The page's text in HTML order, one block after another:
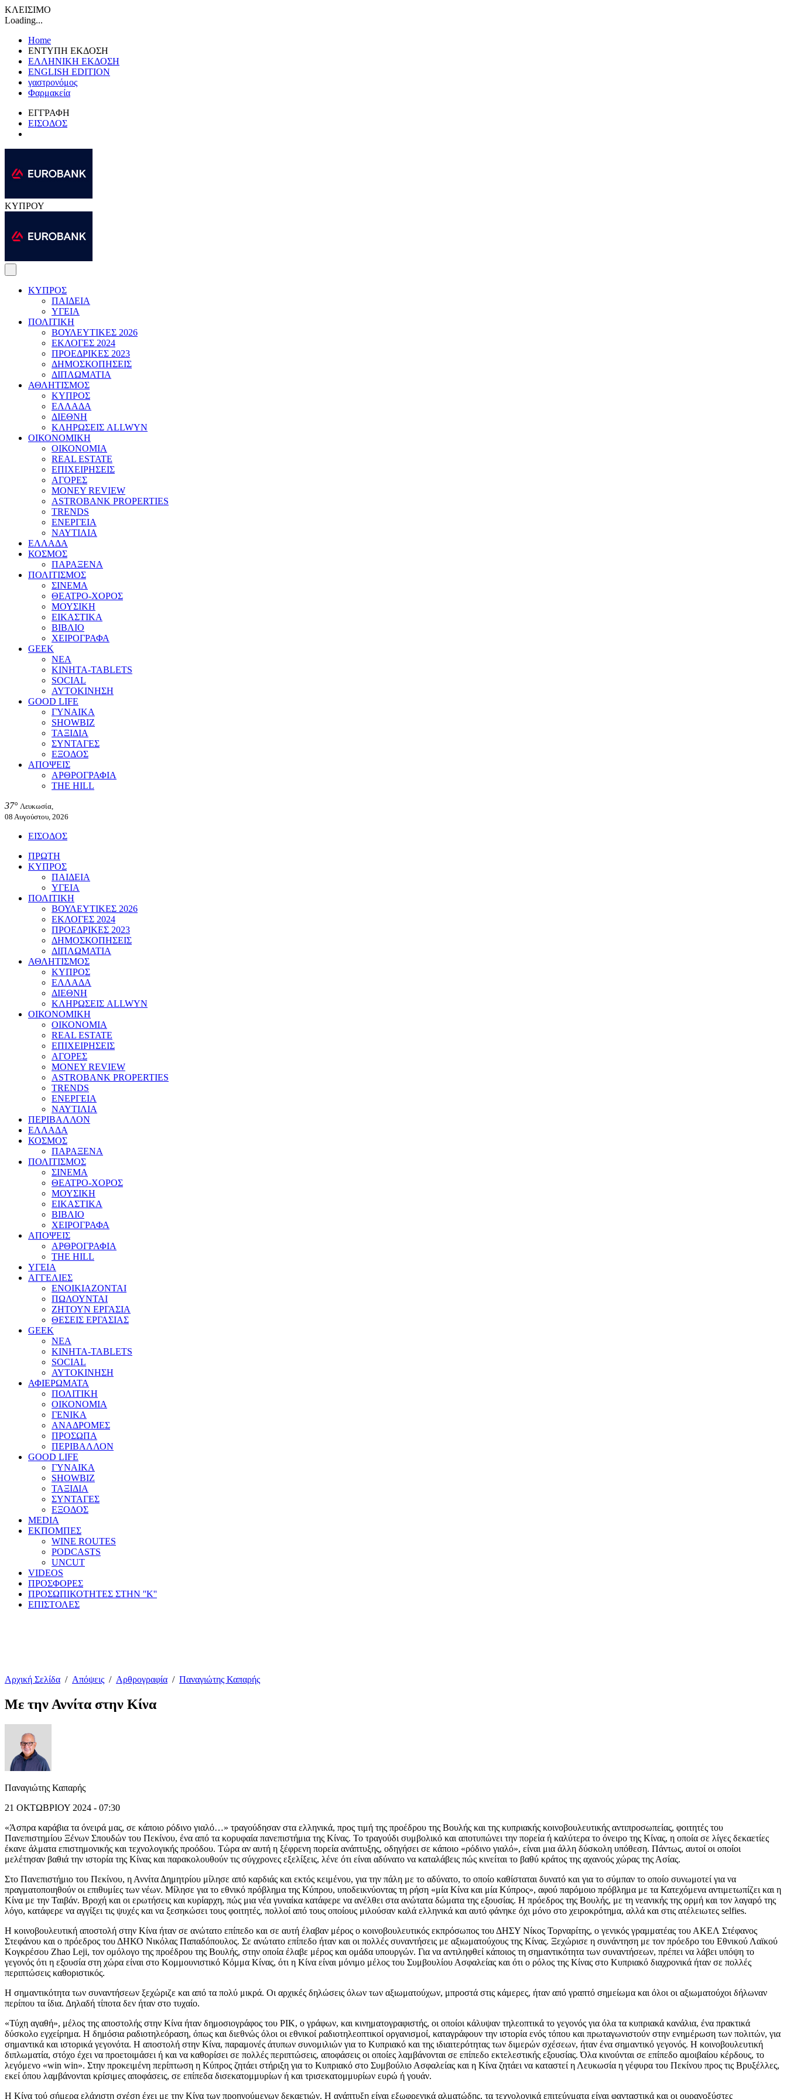
ΚΛΕΙΣΙΜΟ
Loading...
Home
ΕΝΤΥΠΗ ΕΚΔΟΣΗ
ΕΛΛΗΝΙΚΗ ΕΚΔΟΣΗ
ENGLISH EDITION
γαστρονόμος
Φαρμακεία
ΕΓΓΡΑΦΗ
ΕΙΣΟΔΟΣ
ΚΥΠΡΟΥ
ΚΥΠΡΟΣ
ΠΑΙΔΕΙΑ
ΥΓΕΙΑ
ΠΟΛΙΤΙΚΗ
ΒΟΥΛΕΥΤΙΚΕΣ 2026
ΕΚΛΟΓΕΣ 2024
ΠΡΟΕΔΡΙΚΕΣ 2023
ΔΗΜΟΣΚΟΠΗΣΕΙΣ
ΔΙΠΛΩΜΑΤΙΑ
ΑΘΛΗΤΙΣΜΟΣ
ΚΥΠΡΟΣ
ΕΛΛΑΔΑ
ΔΙΕΘΝΗ
ΚΛΗΡΩΣΕΙΣ ALLWYN
ΟΙΚΟΝΟΜΙΚΗ
ΟΙΚΟΝΟΜΙΑ
REAL ESTATE
ΕΠΙΧΕΙΡΗΣΕΙΣ
ΑΓΟΡΕΣ
MONEY REVIEW
ASTROBANK PROPERTIES
TRENDS
ΕΝΕΡΓΕΙΑ
ΝΑΥΤΙΛΙΑ
ΕΛΛΑΔΑ
ΚΟΣΜΟΣ
ΠΑΡΑΞΕΝΑ
ΠΟΛΙΤΙΣΜΟΣ
ΣΙΝΕΜΑ
ΘΕΑΤΡΟ-ΧΟΡΟΣ
ΜΟΥΣΙΚΗ
ΕΙΚΑΣΤΙΚΑ
ΒΙΒΛΙΟ
ΧΕΙΡΟΓΡΑΦΑ
GEEK
ΝΕΑ
ΚΙΝΗΤΑ-TABLETS
SOCIAL
ΑΥΤΟΚΙΝΗΣΗ
GOOD LIFE
ΓΥΝΑΙΚΑ
SHOWBIZ
ΤΑΞΙΔΙΑ
ΣΥΝΤΑΓΕΣ
ΕΞΟΔΟΣ
ΑΠΟΨΕΙΣ
ΑΡΘΡΟΓΡΑΦΙΑ
THE HILL
37° Λευκωσία,
08 Αυγούστου, 2026
ΕΙΣΟΔΟΣ
ΠΡΩΤΗ
ΚΥΠΡΟΣ
ΠΑΙΔΕΙΑ
ΥΓΕΙΑ
ΠΟΛΙΤΙΚΗ
ΒΟΥΛΕΥΤΙΚΕΣ 2026
ΕΚΛΟΓΕΣ 2024
ΠΡΟΕΔΡΙΚΕΣ 2023
ΔΗΜΟΣΚΟΠΗΣΕΙΣ
ΔΙΠΛΩΜΑΤΙΑ
ΑΘΛΗΤΙΣΜΟΣ
ΚΥΠΡΟΣ
ΕΛΛΑΔΑ
ΔΙΕΘΝΗ
ΚΛΗΡΩΣΕΙΣ ALLWYN
ΟΙΚΟΝΟΜΙΚΗ
ΟΙΚΟΝΟΜΙΑ
REAL ESTATE
ΕΠΙΧΕΙΡΗΣΕΙΣ
ΑΓΟΡΕΣ
MONEY REVIEW
ASTROBANK PROPERTIES
TRENDS
ΕΝΕΡΓΕΙΑ
ΝΑΥΤΙΛΙΑ
ΠΕΡΙΒΑΛΛΟΝ
ΕΛΛΑΔΑ
ΚΟΣΜΟΣ
ΠΑΡΑΞΕΝΑ
ΠΟΛΙΤΙΣΜΟΣ
ΣΙΝΕΜΑ
ΘΕΑΤΡΟ-ΧΟΡΟΣ
ΜΟΥΣΙΚΗ
ΕΙΚΑΣΤΙΚΑ
ΒΙΒΛΙΟ
ΧΕΙΡΟΓΡΑΦΑ
ΑΠΟΨΕΙΣ
ΑΡΘΡΟΓΡΑΦΙΑ
THE HILL
ΥΓΕΙΑ
ΑΓΓΕΛΙΕΣ
ΕΝΟΙΚΙΑΖΟΝΤΑΙ
ΠΩΛΟΥΝΤΑΙ
ΖΗΤΟΥΝ ΕΡΓΑΣΙΑ
ΘΕΣΕΙΣ ΕΡΓΑΣΙΑΣ
GEEK
ΝΕΑ
ΚΙΝΗΤΑ-TABLETS
SOCIAL
ΑΥΤΟΚΙΝΗΣΗ
ΑΦΙΕΡΩΜΑΤΑ
ΠΟΛΙΤΙΚΗ
ΟΙΚΟΝΟΜΙΑ
ΓΕΝΙΚΑ
ΑΝΑΔΡΟΜΕΣ
ΠΡΟΣΩΠΑ
ΠΕΡΙΒΑΛΛΟΝ
GOOD LIFE
ΓΥΝΑΙΚΑ
SHOWBIZ
ΤΑΞΙΔΙΑ
ΣΥΝΤΑΓΕΣ
ΕΞΟΔΟΣ
MEDIA
ΕΚΠΟΜΠΕΣ
WINE ROUTES
PODCASTS
UNCUT
VIDEOS
ΠΡΟΣΦΟΡΕΣ
ΠΡΟΣΩΠΙΚΟΤΗΤΕΣ ΣΤΗΝ ''Κ''
ΕΠΙΣΤΟΛΕΣ
Αρχική Σελίδα / Απόψεις / Αρθρογραφία / Παναγιώτης Καπαρής
Με την Αννίτα στην Κίνα
Παναγιώτης Καπαρής
21 ΟΚΤΩΒΡΙΟΥ 2024 - 07:30
«Άσπρα καράβια τα όνειρά μας, σε κάποιο ρόδινο γιαλό…» τραγούδησαν στα ελληνικά, προς τιμή της προέδρου της Βουλής και της κυπριακής κοινοβουλευτικής αντιπροσωπείας, φοιτητές του
Πανεπιστημίου Ξένων Σπουδών του Πεκίνου, ένα από τα κορυφαία πανεπιστήμια της Κίνας. Το τραγούδι συμβολικό και αποτυπώνει την πορεία ή καλύτερα το όνειρο της Κίνας, η οποία σε λίγες δεκαετίες
έκανε άλματα επιστημονικής και τεχνολογικής προόδου. Τώρα αν αυτή η ξέφρενη πορεία ανάπτυξης, οδηγήσει σε κάποιο «ρόδινο γιαλό», είναι μια άλλη δύσκολη υπόθεση. Πάντως, αυτοί οι οποίοι
μελέτησαν βαθιά την ιστορία της Κίνας και παρακολουθούν τις σύγχρονες εξελίξεις, λένε ότι είναι αδύνατο να καταλάβεις πώς κινείται το βαθύ κράτος της αχανούς χώρας της Ασίας.
Στο Πανεπιστήμιο του Πεκίνου, η Αννίτα Δημητρίου μίλησε από καρδιάς και εκτός κειμένου, για την πάλη με το αδύνατο, το οποίο καθίσταται δυνατό και για το σύμπαν το οποίο συνωμοτεί για να
πραγματοποιηθούν οι επιθυμίες των νέων. Μίλησε για το εθνικό πρόβλημα της Κύπρου, υποδεικνύοντας τη ρήση «μία Κίνα και μία Κύπρος», αφού παρόμοιο πρόβλημα με τα Κατεχόμενα αντιμετωπίζει και η
Κίνα με την Ταιβάν. Βροχή και οι ερωτήσεις και κυρίαρχη, πώς μια νέα γυναίκα κατάφερε να ανέλθει στα ανώτατα δώματα της εξουσίας. Η πρόεδρος της Βουλής, με τη νεανικής της ορμή και τον λαγαρό της
λόγο, κατάφερε να αγγίξει τις ψυχές και να ξεσηκώσει τους φοιτητές, πολλοί από τους οποίους μιλούσαν καλά ελληνικά και αυτό φάνηκε όχι μόνο στο χειροκρότημα, αλλά και στις ατέλειωτες selfies.
Η κοινοβουλευτική αποστολή στην Κίνα ήταν σε ανώτατο επίπεδο και σε αυτή έλαβαν μέρος ο κοινοβουλευτικός εκπρόσωπος του ΔΗΣΥ Νίκος Τορναρίτης, ο γενικός γραμματέας του ΑΚΕΛ Στέφανος
Στεφάνου και ο πρόεδρος του ΔΗΚΟ Νικόλας Παπαδόπουλος. Σε ανώτατο επίπεδο ήταν και οι πολλές συναντήσεις με αξιωματούχους της Κίνας. Ξεχώρισε η συνάντηση με τον πρόεδρο του Εθνικού Λαϊκού
Κογκρέσου Zhao Leji, τον ομόλογο της προέδρου της Βουλής, στην οποία έλαβε μέρος και ομάδα υπουργών. Για να αντιληφθεί κάποιος τη σημαντικότητα των συναντήσεων, πρέπει να λάβει υπόψη το
γεγονός ότι η εξουσία στη χώρα είναι στο Κομμουνιστικό Κόμμα Κίνας, ότι η Κίνα είναι μόνιμο μέλος του Συμβουλίου Ασφαλείας και ότι ο ρόλος της Κίνας στο Κυπριακό διαχρονικά ήταν σε πολλές
περιπτώσεις καθοριστικός.
Η σημαντικότητα των συναντήσεων ξεχώριζε και από τα πολύ μικρά. Οι αρχικές δηλώσεις όλων των αξιωματούχων, μπροστά στις κάμερες, ήταν από γραπτό σημείωμα και όλοι οι αξιωματούχοι δήλωναν
περίπου τα ίδια. Δηλαδή τίποτα δεν ήταν στο τυχαίο.
«Τύχη αγαθή», μέλος της αποστολής στην Κίνα ήταν δημοσιογράφος του ΡΙΚ, ο γράφων, και κινηματογραφιστής, οι οποίοι κάλυψαν τηλεοπτικά το γεγονός για όλα τα κυπριακά κανάλια, ένα πρακτικά
δύσκολο εγχείρημα. Η δημόσια ραδιοτηλεόραση, όπως και διεθνώς όλοι οι εθνικοί ραδιοτηλεοπτικοί οργανισμοί, καταγράφουν την ιστορία ενός τόπου και πρωταγωνιστούν στην ενημέρωση των πολιτών, για
σημαντικά και ιστορικά γεγονότα. Η αποστολή στην Κίνα, παραμονές άτυπων συνομιλιών για το Κυπριακό και της ιδιαιτερότητας των διμερών σχέσεων, ήταν ένα σημαντικό γεγονός. Η κοινοβουλευτική
διπλωματία, στόχο έχει να προετοιμάσει ή και να καθορίσει σε πολλές περιπτώσεις, αποφάσεις οι οποίες λαμβάνονται σε επίπεδο εκτελεστικής εξουσίας. Όλα κινούνται σε επίπεδο αμοιβαίου κέρδους, το
λεγόμενο «win win». Στην προκειμένη περίπτωση η Κύπρος ζητάει στήριξη για το Κυπριακό στο Συμβούλιο Ασφαλείας και η Κίνα ζητάει να καταστεί η Λευκωσία η γέφυρα του Πεκίνου προς τις Βρυξέλλες,
εκεί όπου λαμβάνονται κρίσιμες αποφάσεις, σε επίπεδα δισεκατομμυρίων ή και τρισεκατομμυρίων ευρώ ή γουάν.
Η Κίνα τού σήμερα ελάχιστη σχέση έχει με την Κίνα των προηγούμενων δεκαετιών. Η ανάπτυξη είναι εξωφρενικά αλματώδης, τα τεχνολογικά επιτεύγματα είναι φανταστικά και οι ουρανοξύστες